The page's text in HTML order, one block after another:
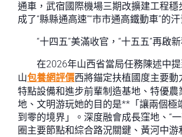
通車，武宿國際機場三期改擴建工程穩
成了“縣縣通高速”“市市通高鐵動車”的
“十四五”美滿收官，“十五五”再啟新
在2026年山西省當局任務陳述中提
山包養網評價西將錨定扶植國度主要動
特點設備和進步前輩制造基地、特優農
地、文明游玩她的目的是**「讓兩個極
到零的境界」。深度融會成長窪地、“
圈主要節點和綜合路況關鍵、黃河中游